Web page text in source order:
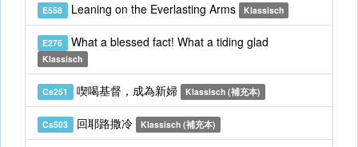
E558 Leaning on the Everlasting Arms Klassisch
E276 What a blessed fact! What a tiding glad
Klassisch
Cs251 喫喝基督，成為新婦 Klassisch (補充本)
Cs503 回耶路撒冷 Klassisch (補充本)